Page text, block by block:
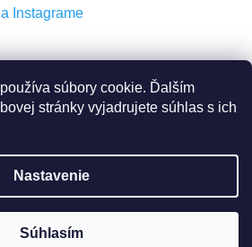
súbory cookie. Ďalším
stránky vyjadrujete súhlas s ich
Nastavenie
Súhlasím
Instagrame
Vytvoril Shoptet
JEWISH E-SHOP. Všetky práva
vyhradené.